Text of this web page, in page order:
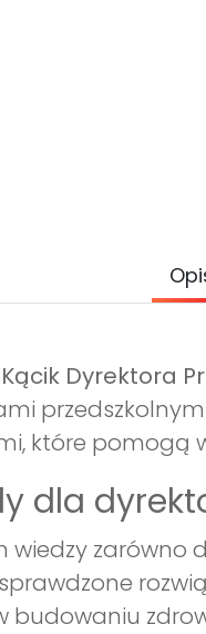
Kącik Dyrektora
które pomogą
dla
wiedzy